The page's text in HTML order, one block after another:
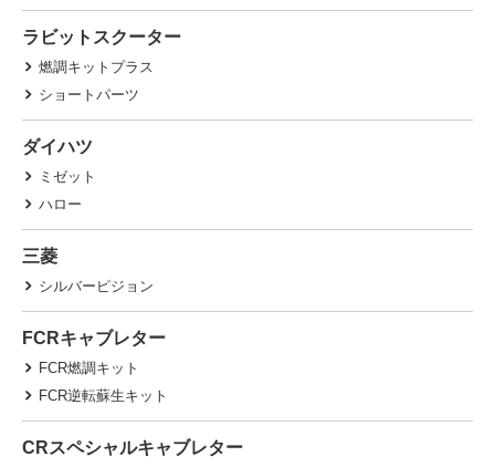
ラビットスクーター
燃調キットプラス
ショートパーツ
ダイハツ
ミゼット
ハロー
三菱
シルバーピジョン
FCRキャブレター
FCR燃調キット
FCR逆転蘇生キット
CRスペシャルキャブレター